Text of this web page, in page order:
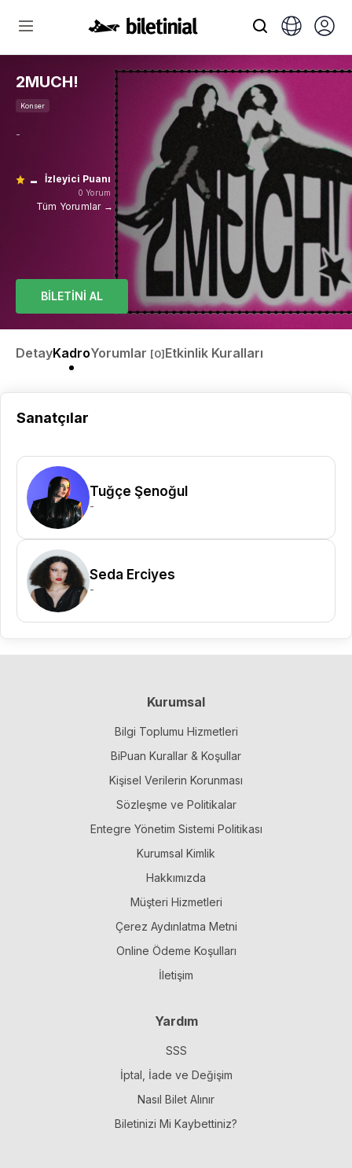
2MUCH!
Konser
-
- İzleyici Puanı
0 Yorum
Tüm Yorumlar →
BİLETİNİ AL
DetayKadroYorumlar [0]Etkinlik Kuralları
Sanatçılar
Tuğçe Şenoğul
-
Seda Erciyes
-
Kurumsal
Bilgi Toplumu Hizmetleri
BiPuan Kurallar & Koşullar
Kişisel Verilerin Korunması
Sözleşme ve Politikalar
Entegre Yönetim Sistemi Politikası
Kurumsal Kimlik
Hakkımızda
Müşteri Hizmetleri
Çerez Aydınlatma Metni
Online Ödeme Koşulları
İletişim
Yardım
SSS
İptal, İade ve Değişim
Nasıl Bilet Alınır
Biletinizi Mi Kaybettiniz?